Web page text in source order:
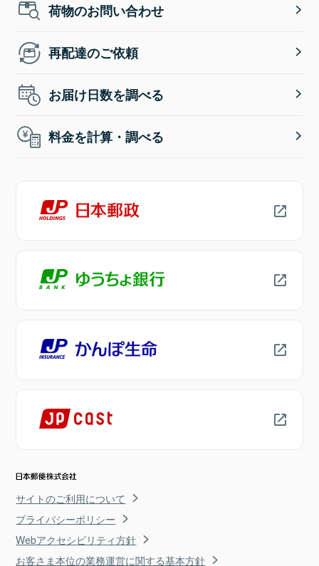
荷物のお問い合わせ
再配達のご依頼
お届け日数を調べる
料金を計算・調べる
サイトのご利用について
プライバシーポリシー
Webアクセシビリティ方針
お客さま本位の業務運営に関する基本方針